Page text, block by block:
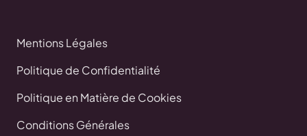
Mentions Légales
Politique de Confidentialité
Politique en Matière de Cookies
Conditions Générales